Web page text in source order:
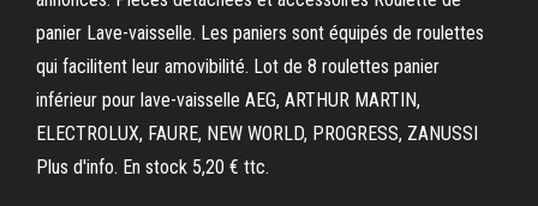
panier Lave-vaisselle. Les paniers sont équipés de roulettes
qui facilitent leur amovibilité. Lot de 8 roulettes panier
inférieur pour lave-vaisselle AEG, ARTHUR MARTIN,
ELECTROLUX, FAURE, NEW WORLD, PROGRESS, ZANUSSI
Plus d'info. En stock 5,20 € ttc.